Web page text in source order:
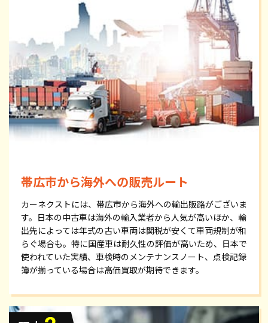
帯広市から海外への販売ルート
カーネクストには、帯広市から海外への輸出販路がございま
す。日本の中古車は海外の輸入業者から人気が高いほか、輸
出先によっては年式の古い車両は関税が安くて車両規制が和
らぐ場合も。特に国産車は耐久性の評価が高いため、日本で
使われていた実績、車検時のメンテナンスノート、点検記録
簿が揃っている場合は高価買取が期待できます。